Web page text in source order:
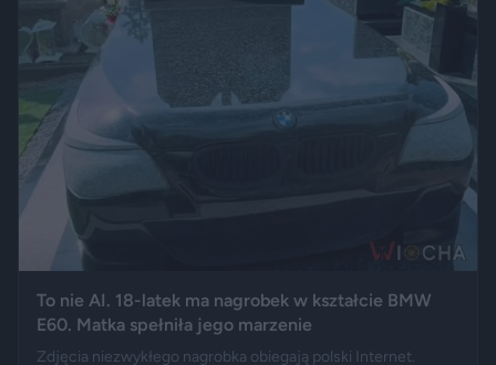
To nie AI. 18-latek ma nagrobek w kształcie BMW
E60. Matka spełniła jego marzenie
Zdjęcia niezwykłego nagrobka obiegają polski Internet.